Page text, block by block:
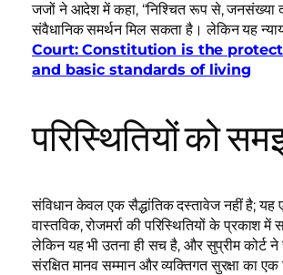
जजों ने आदेश में कहा, “निश्चित रूप से, जनसंख्या
संवैधानिक समर्थन मिल सकता है। लेकिन यह
Court: Constitution is the
and basic standards of living
परिस्थितियों को
संविधान केवल एक सैद्धांतिक दस्तावेज नहीं है;
वास्तविक, रोजमर्रा की परिस्थितियों के प्रकाश
लेकिन यह भी उतना ही सच है, और सुप्रीम कोर्ट
संरक्षित मानव सम्मान और व्यक्तिगत सुरक्षा का एक